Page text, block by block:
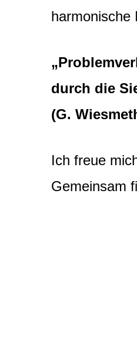
harmonische
durch die
(G.
Ich freue
Gemeinsam